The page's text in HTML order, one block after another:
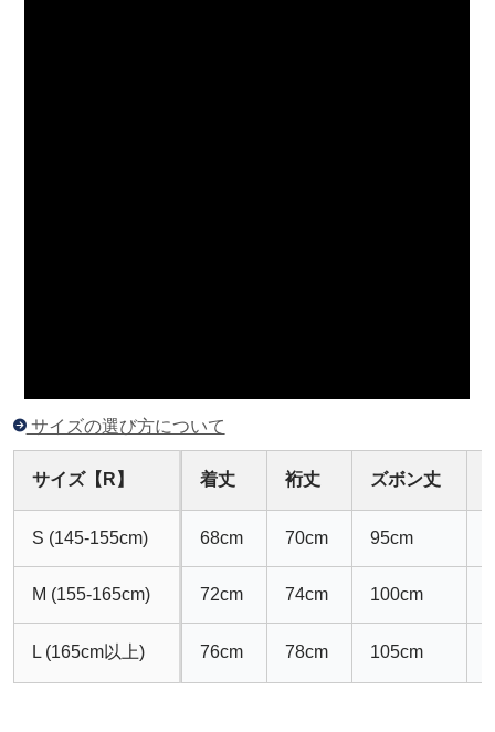
サイズの選び方について
サイズ【R】 着丈 裄丈 ズボン丈
S (145-155cm) 68cm 70cm 95cm
M (155-165cm) 72cm 74cm 100cm
L (165cm以上) 76cm 78cm 105cm